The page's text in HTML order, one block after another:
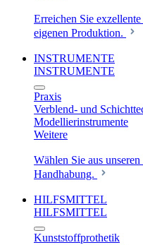
Erreichen Sie
eigenen Produktion.
INSTRUMENTE
INSTRUMENTE
Praxis
Verblend- und
Modellierinstrumente
Weitere
Wählen Sie aus
Handhabung.
HILFSMITTEL
HILFSMITTEL
Kunststoffprothetik